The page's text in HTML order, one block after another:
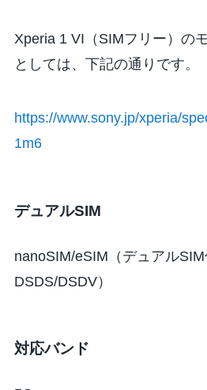
Xperia 1 VI（SIMフリー）の
としては、下記の通りです。
https://www.sony.jp/xperia/
1m6
デュアルSIM
nanoSIM/eSIM（デュアルSIM
DSDS/DSDV）
対応バンド